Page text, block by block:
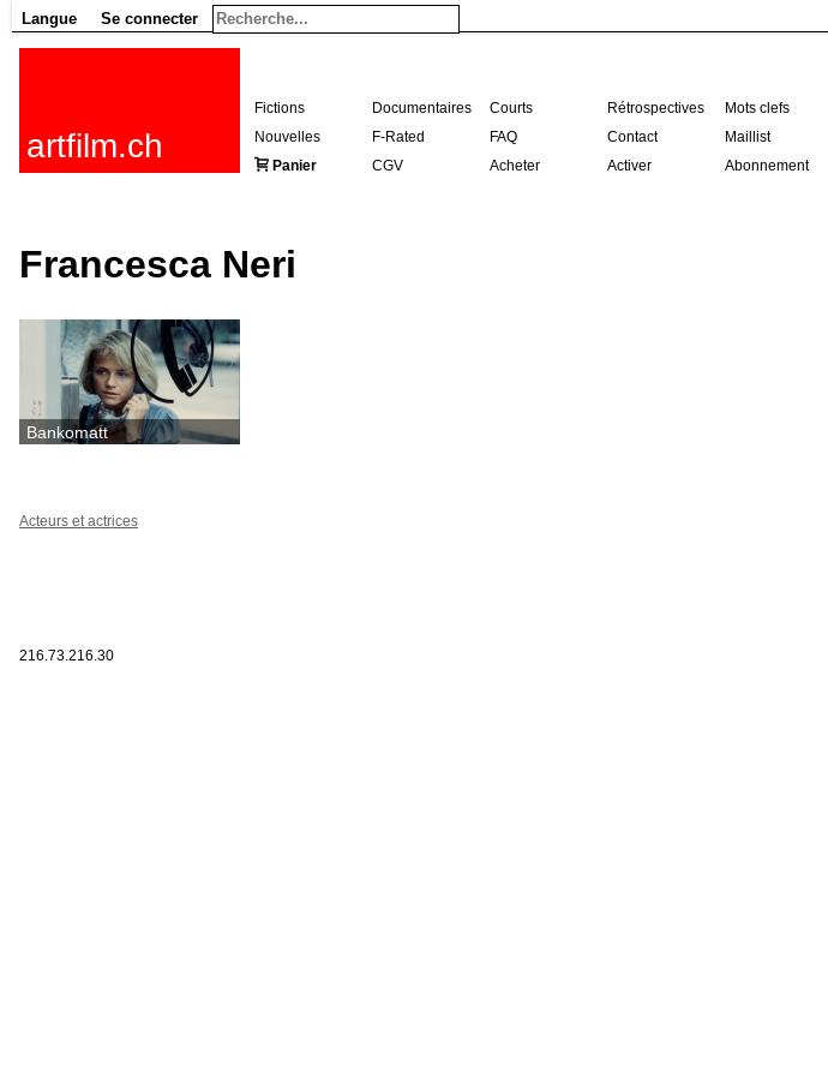
Langue Se connecter
artfilm.ch
Fictions Documentaires Courts Rétrospectives
Mots clefs
Nouvelles
F-Rated FAQ Contact
Maillist
Panier
CGV Acheter Activer Abonnement
Francesca Neri
Bankomatt
Acteurs et actrices
216.73.216.30